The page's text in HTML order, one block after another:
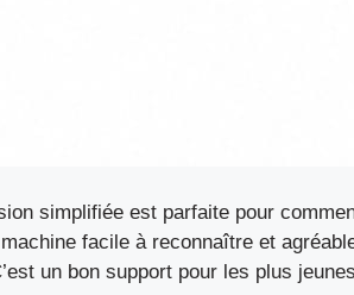
simplifiée est parfaite pour
facile à reconnaître et
un bon support pour les plus